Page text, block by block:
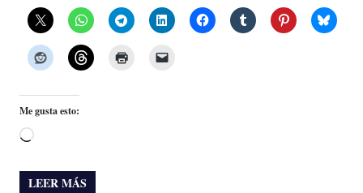
Me gusta esto:
Cargando...
LEER MÁS